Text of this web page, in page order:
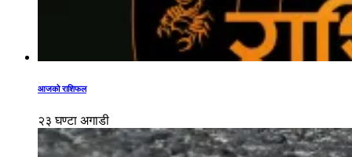
आजको राशिफल
२३ घण्टा अगाडी